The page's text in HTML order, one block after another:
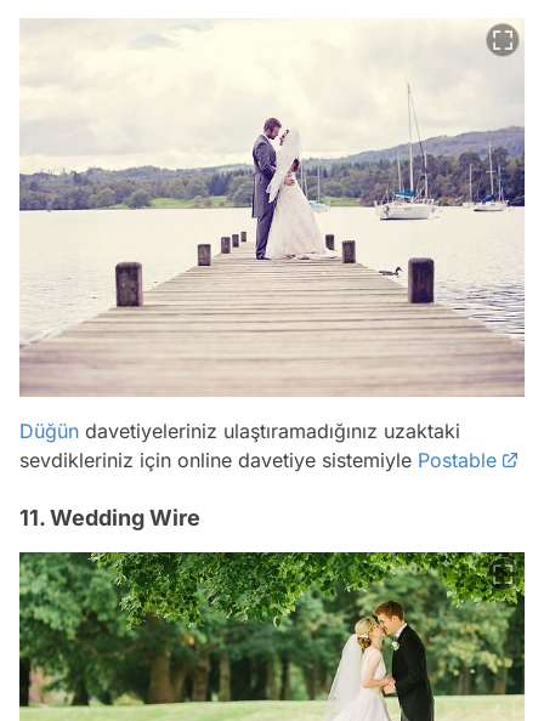
Düğün davetiyeleriniz ulaştıramadığınız uzaktaki
sevdikleriniz için online davetiye sistemiyle Postable
11. Wedding Wire